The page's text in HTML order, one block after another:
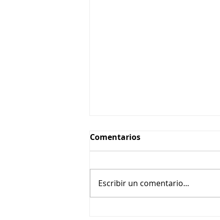
Comentarios
Escribir un comentario...